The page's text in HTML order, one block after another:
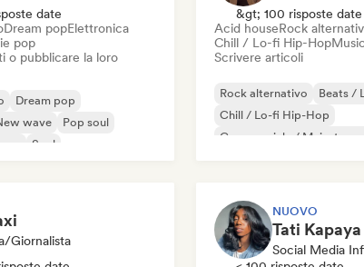
date
Dream popElettronica
pop
o pubblicare la loro
Dream pop
wave
Pop soul
Soul
&gt; 100 risposte date
Acid houseRock
Chill / Lo-fi Hip-Hop
Scrivere articoli
Rock alternativo
Beats /
Chill / Lo-fi Hip-Hop
Commerciale / Mainstream
Giornalista
NUOVO
Tati Kapaya
Social Media